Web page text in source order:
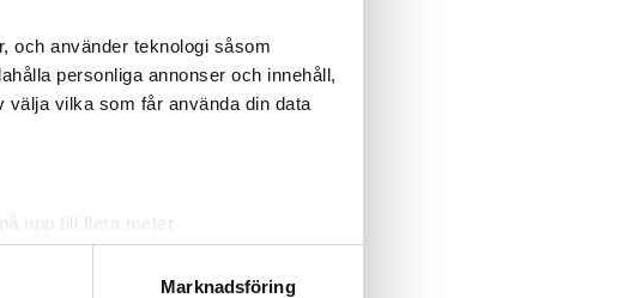
och använder teknologi såsom
personliga annonser och innehåll,
vilka som får använda din data
upp till flera meter
(fingeravtryck)
i
detaljsektionen. Du kan ändra
Marknadsföring